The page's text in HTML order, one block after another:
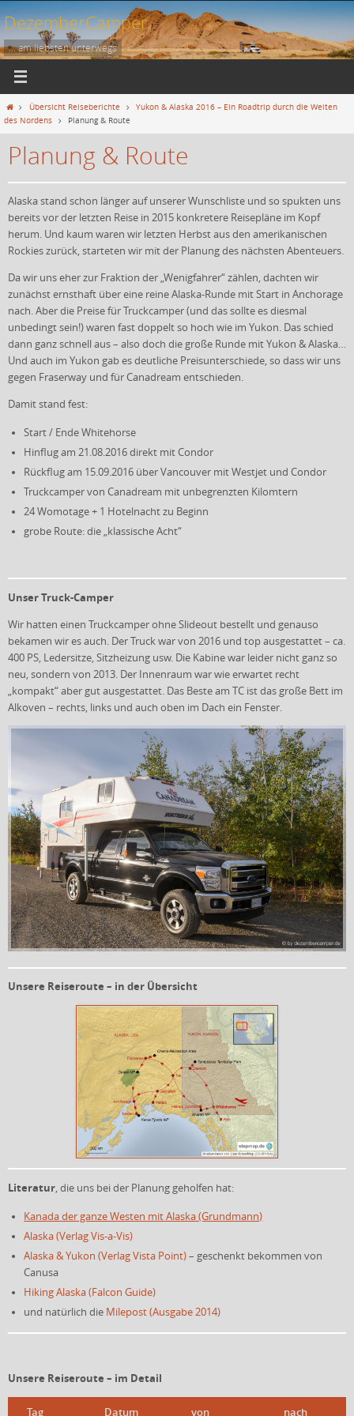
Zum
Inhalt
springen
DezemberCamper
... am liebsten unterwegs
StartÜbersicht Reiseberichte
Yukon & Alaska 2016 – Ein Roadtrip durch die Weiten
des Nordens
Planung & Route
Planung & Route
Alaska stand schon länger auf unserer Wunschliste und so spukten uns
bereits vor der letzten Reise in 2015 konkretere Reisepläne im Kopf
herum. Und kaum waren wir letzten Herbst aus den amerikanischen
Rockies zurück, starteten wir mit der Planung des nächsten Abenteuers.
Da wir uns eher zur Fraktion der „Wenigfahrer“ zählen, dachten wir
zunächst ernsthaft über eine reine Alaska-Runde mit Start in Anchorage
nach. Aber die Preise für Truckcamper (und das sollte es diesmal
unbedingt sein!) waren fast doppelt so hoch wie im Yukon. Das schied
dann ganz schnell aus – also doch die große Runde mit Yukon & Alaska…
Und auch im Yukon gab es deutliche Preisunterschiede, so dass wir uns
gegen Fraserway und für Canadream entschieden.
Damit stand fest:
Start / Ende Whitehorse
Hinflug am 21.08.2016 direkt mit Condor
Rückflug am 15.09.2016 über Vancouver mit Westjet und Condor
Truckcamper von Canadream mit unbegrenzten Kilomtern
24 Womotage + 1 Hotelnacht zu Beginn
grobe Route: die „klassische Acht“
Unser Truck-Camper
Wir hatten einen Truckcamper ohne Slideout bestellt und genauso
bekamen wir es auch. Der Truck war von 2016 und top ausgestattet – ca.
400 PS, Ledersitze, Sitzheizung usw. Die Kabine war leider nicht ganz so
neu, sondern von 2013. Der Innenraum war wie erwartet recht
„kompakt“ aber gut ausgestattet. Das Beste am TC ist das große Bett im
Alkoven – rechts, links und auch oben im Dach ein Fenster.
Unsere Reiseroute – in der Übersicht
Literatur, die uns bei der Planung geholfen hat:
Kanada der ganze Westen mit Alaska (Grundmann)
Alaska (Verlag Vis-a-Vis)
Alaska & Yukon (Verlag Vista Point)– geschenkt bekommen von
Canusa
Hiking Alaska (Falcon Guide)
und natürlich die Milepost (Ausgabe 2014)
Unsere Reiseroute – im Detail
Tag Datum von nach